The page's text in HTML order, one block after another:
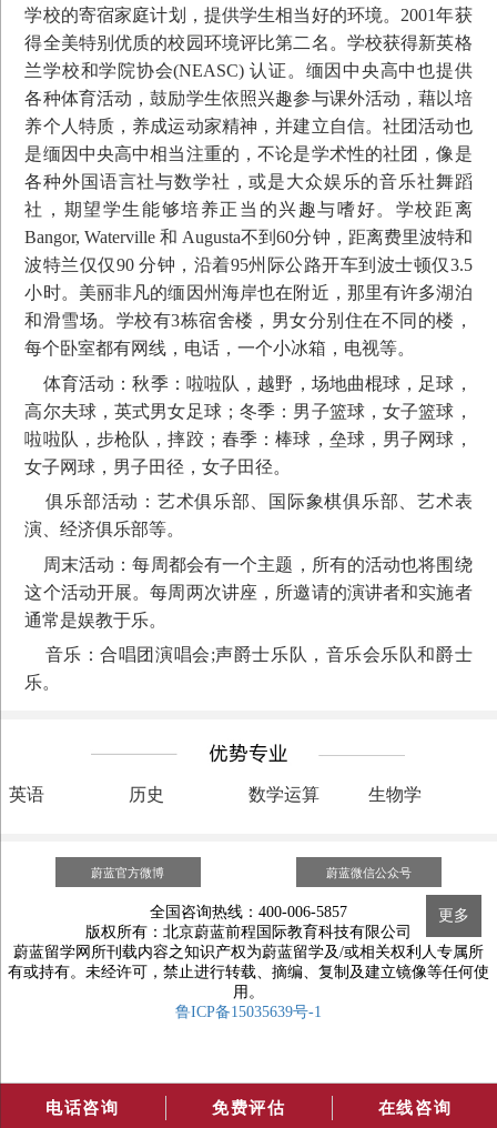
学校的寄宿家庭计划，提供学生相当好的环境。2001年获
得全美特别优质的校园环境评比第二名。学校获得新英格
兰学校和学院协会(NEASC) 认证。缅因中央高中也提供
各种体育活动，鼓励学生依照兴趣参与课外活动，藉以培
养个人特质，养成运动家精神，并建立自信。社团活动也
是缅因中央高中相当注重的，不论是学术性的社团，像是
各种外国语言社与数学社，或是大众娱乐的音乐社舞蹈
社，期望学生能够培养正当的兴趣与嗜好。学校距离
Bangor, Waterville 和 Augusta不到60分钟，距离费里波特和
波特兰仅仅90 分钟，沿着95州际公路开车到波士顿仅3.5
小时。美丽非凡的缅因州海岸也在附近，那里有许多湖泊
和滑雪场。学校有3栋宿舍楼，男女分别住在不同的楼，
每个卧室都有网线，电话，一个小冰箱，电视等。
体育活动：秋季：啦啦队，越野，场地曲棍球，足球，
高尔夫球，英式男女足球；冬季：男子篮球，女子篮球，
啦啦队，步枪队，摔跤；春季：棒球，垒球，男子网球，
女子网球，男子田径，女子田径。
俱乐部活动：艺术俱乐部、国际象棋俱乐部、艺术表
演、经济俱乐部等。
周末活动：每周都会有一个主题，所有的活动也将围绕
这个活动开展。每周两次讲座，所邀请的演讲者和实施者
通常是娱教于乐。
音乐：合唱团演唱会;声爵士乐队，音乐会乐队和爵士
乐。
英语 历史 数学运算 生物学
电话咨询 免费评估 在线咨询
更多
蔚蓝官方微博 蔚蓝微信公众号
您好，我是您的专属留学顾问
点击立即领取您的专属留学方案
残忍拒绝 立即咨询
全国咨询热线：400-006-5857
版权所有：北京蔚蓝前程国际教育科技有限公司
蔚蓝留学网所刊载内容之知识产权为蔚蓝留学及/或相关权利人专属所
有或持有。未经许可，禁止进行转载、摘编、复制及建立镜像等任何使
用。
鲁ICP备15035639号-1